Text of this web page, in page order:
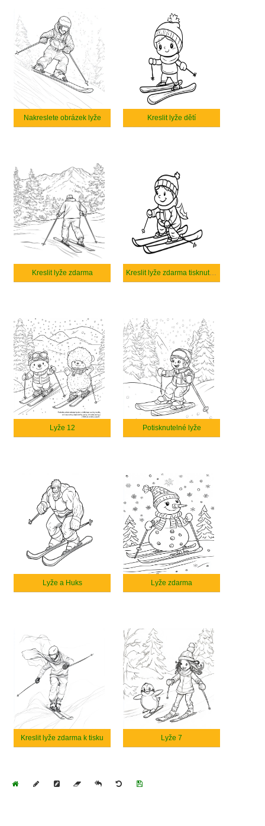
Nakreslete obrázek lyže Kreslit lyže dětí
Kreslit lyže zdarma Kreslit lyže zdarma tisknutelné
Lyže 12 Potisknutelné lyže
Lyže a Huks Lyže zdarma
Kreslit lyže zdarma k tisku Lyže 7